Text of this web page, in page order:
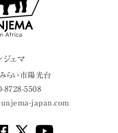
ジェマ
らい市 陽光台
8728-5508
japan.com